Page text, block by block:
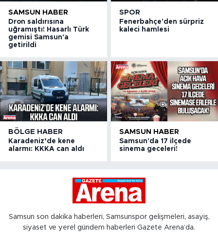
SAMSUN HABER
Dron saldırısına
uğramıştı! Hasarlı Türk
gemisi Samsun'a
getirildi
SPOR
Fenerbahçe'den sürpriz
kaleci hamlesi
BÖLGE HABER
Karadeniz’de kene
alarmı: KKKA can aldı
SAMSUN HABER
Samsun'da 17 ilçede
sinema geceleri!
Samsun son dakika haberleri, Samsunspor gelişmeleri, asayiş,
siyaset ve yerel gündem haberleri Gazete Arena’da.